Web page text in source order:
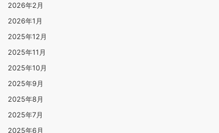
2026年2月
2026年1月
2025年12月
2025年11月
2025年10月
2025年9月
2025年8月
2025年7月
2025年6月